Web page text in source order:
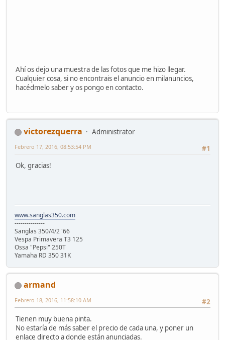
Ahí os dejo una muestra de las fotos que me hizo llegar.
Cualquier cosa, si no encontrais el anuncio en milanuncios,
hacédmelo saber y os pongo en contacto.
victorezquerra
Administrator
#1
Febrero 17, 2016, 08:53:54 PM
Ok, gracias!
www.sanglas350.com
---------------
Sanglas 350/4/2 '66
Vespa Primavera T3 125
Ossa "Pepsi" 250T
Yamaha RD 350 31K
armand
#2
Febrero 18, 2016, 11:58:10 AM
Tienen muy buena pinta.
No estaría de más saber el precio de cada una, y poner un
enlace directo a donde están anunciadas.